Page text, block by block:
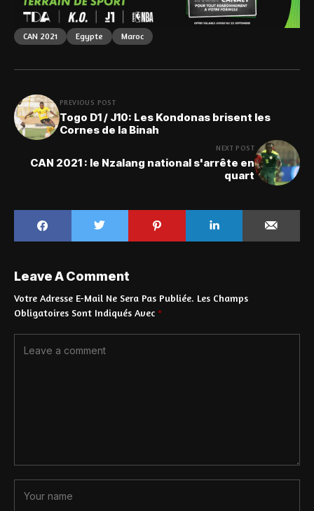
CAN 2021 Egypte Maroc
PREVIOUS POST
Togo D1 / J10: Les Kondonas brisent les
Cornes de la Binah
NEXT POST
CAN 2021 : le Nzalang national s'arrête en
quart
Leave A Comment
Votre Adresse E-Mail Ne Sera Pas Publiée. Les Champs
Obligatoires Sont Indiqués Avec *